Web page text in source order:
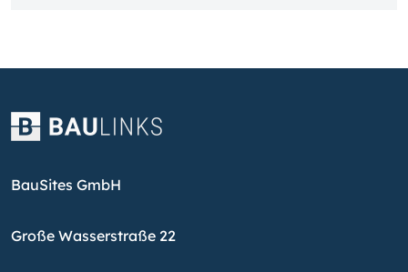
BauSites GmbH
Große Wasserstraße 22